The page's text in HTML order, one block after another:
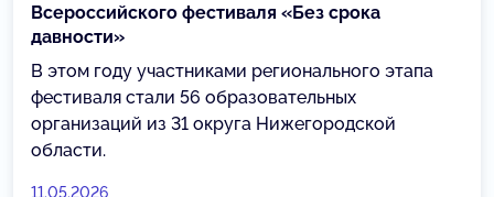
Всероссийского фестиваля «Без срока
давности»
В этом году участниками регионального этапа
фестиваля стали 56 образовательных
организаций из 31 округа Нижегородской
области.
11.05.2026